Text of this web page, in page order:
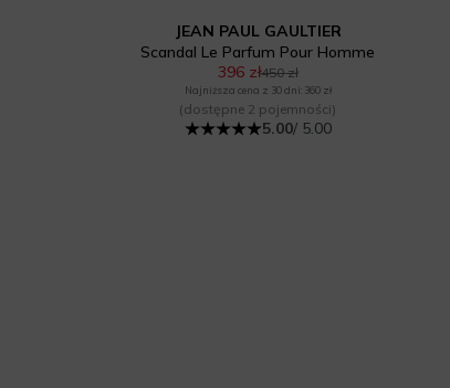
JEAN PAUL GAULTIER
Scandal Le Parfum Pour Homme
396 zł450 zł
Najniższa cena z 30 dni: 360 zł
(dostępne 2 pojemności)
5.00/ 5.00